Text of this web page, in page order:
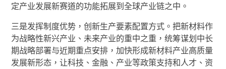
定产业发展新赛道的功能拓展到全球产业链之中。
三是发挥制度优势，创新生产要素配置方式。把新材料作
为战略性新兴产业、未来产业的重中之重，统筹谋划中长
期战略部署与近期重点安排，加快形成新材料产业高质量
发展新形态，让科技、金融、产业等政策支持和人才、资